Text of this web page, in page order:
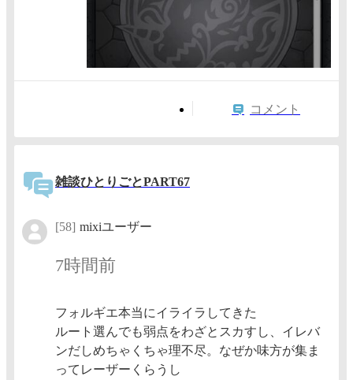
コメント
雑談ひとりごとPART67
[58] mixiユーザー
7時間前
フォルギエ本当にイライラしてきた
ルート選んでも弱点をわざとスカすし、イレバ
ンだしめちゃくちゃ理不尽。なぜか味方が集ま
ってレーザーくらうし